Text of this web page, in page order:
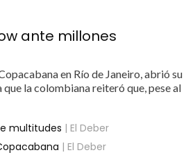
ante millones
en Río de Janeiro, abrió su
que la colombiana reiteró que, pese al
multitudes | El Deber
| El Deber